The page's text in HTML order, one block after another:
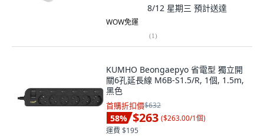
8/12 星期三 預計送達
WOW免運
(1)
KUMHO Beongaepyo 省電型 獨立開
關6孔延長線 M6B-S1.5/R, 1個, 1.5m,
黑色
首購折扣價$632
58% $263 ($263.00/1個)
運費 $195